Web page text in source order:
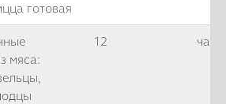
готовая
мяса:
12